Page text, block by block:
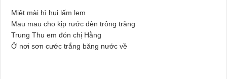
Miệt mài hì hụi lấm lem
Mau mau cho kịp rước đèn trông trăng
Trung Thu em đón chị Hằng
Ở nơi sơn cước trắng băng nước về